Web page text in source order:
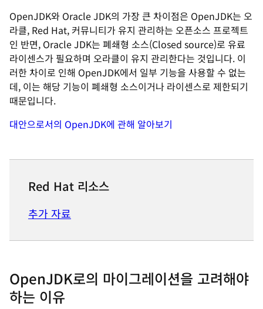
OpenJDK와 Oracle JDK의 가장 큰 차이점은 OpenJDK는 오
라클, Red Hat, 커뮤니티가 유지 관리하는 오픈소스 프로젝트
인 반면, Oracle JDK는 폐쇄형 소스(Closed source)로 유료
라이센스가 필요하며 오라클이 유지 관리한다는 것입니다. 이
러한 차이로 인해 OpenJDK에서 일부 기능을 사용할 수 없는
데, 이는 해당 기능이 폐쇄형 소스이거나 라이센스로 제한되기
때문입니다.
대안으로서의 OpenJDK에 관해 알아보기
Red Hat 리소스
추가 자료
OpenJDK로의 마이그레이션을 고려해야
하는 이유